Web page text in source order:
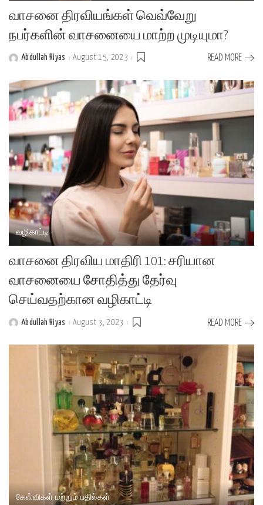
வாசனை திரவியங்கள் வெவ்வேறு
நபர்களின் வாசனையை மாற்ற முடியுமா?
PostedAbdullah Riyas August 15, 2023 READ MORE
வழிகாட்டி
வாசனை திரவிய மாதிரி 101: சரியான
வாசனையை சோதித்து தேர்வு
செய்வதற்கான வழிகாட்டி
PostedAbdullah Riyas August 3, 2023 READ MORE
கேள்விகள் மற்றும் பதில்கள்